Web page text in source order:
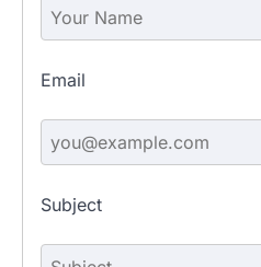
Email
Subject